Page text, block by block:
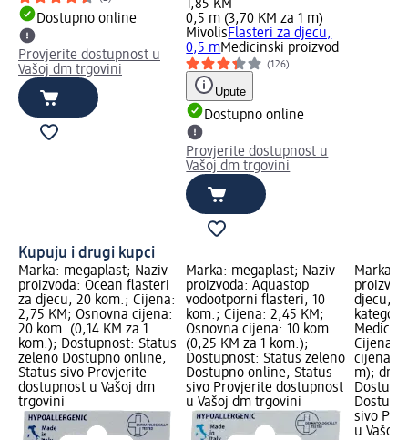
Dostupno online
Provjerite dostupnost u
Vašoj dm trgovini
1,85 KM
0,5 m (3,70 KM za 1 m)
MivolisFlasteri za djecu,
0,5 mMedicinski proizvod
(126)
Upute
Dostupno online
Provjerite dostupnost u
Vašoj dm trgovini
Kupuju i drugi kupci
Marka: megaplast; Naziv
proizvoda: Ocean flasteri
za djecu, 20 kom.; Cijena:
2,75 KM; Osnovna cijena:
20 kom. (0,14 KM za 1
kom.); Dostupnost: Status
zeleno Dostupno online,
Status sivo Provjerite
dostupnost u Vašoj dm
trgovini
Marka: megaplast; Naziv
proizvoda: Aquastop
vodootporni flasteri, 10
kom.; Cijena: 2,45 KM;
Osnovna cijena: 10 kom.
(0,25 KM za 1 kom.);
Dostupnost: Status zeleno
Dostupno online, Status
sivo Provjerite dostupnost
u Vašoj dm trgovini
Marka:
djecu,
Cijena:
cijena:
m); dm
sivo
u Vašoj